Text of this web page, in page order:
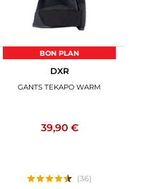
BON PLAN
DXR
GANTS TEKAPO WARM
39,90 €
(36)